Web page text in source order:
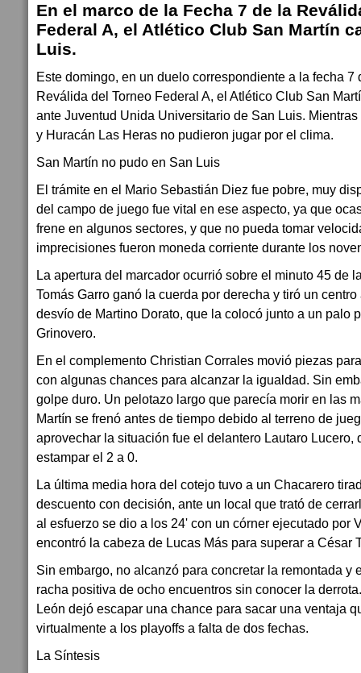
En el marco de la Fecha 7 de la
Federal A, el Atlético Club San Martín
Luis.
Este domingo, en un duelo correspondiente a la fecha 7
Reválida del Torneo Federal A, el Atlético Club San
ante Juventud Unida Universitario de San Luis.
y Huracán Las Heras no pudieron jugar por el clima.
San Martín no pudo en San Luis
El trámite en el Mario Sebastián Diez fue pobre, muy
del campo de juego fue vital en ese aspecto, ya que
frene en algunos sectores, y que no pueda tomar
imprecisiones fueron moneda corriente durante los
La apertura del marcador ocurrió sobre el minuto 45 de
Tomás Garro ganó la cuerda por derecha y tiró un
desvío de Martino Dorato, que la colocó junto a un palo
Grinovero.
En el complemento Christian Corrales movió piezas
con algunas chances para alcanzar la igualdad. Sin
golpe duro. Un pelotazo largo que parecía morir en las
Martín se frenó antes de tiempo debido al terreno de
aprovechar la situación fue el delantero Lautaro Lucero,
estampar el 2 a 0.
La última media hora del cotejo tuvo a un Chacarero
descuento con decisión, ante un local que trató de
al esfuerzo se dio a los 24' con un córner ejecutado por
encontró la cabeza de Lucas Más para superar a César
Sin embargo, no alcanzó para concretar la remontada y
racha positiva de ocho encuentros sin conocer la
León dejó escapar una chance para sacar una ventaja
virtualmente a los playoffs a falta de dos fechas.
La Síntesis